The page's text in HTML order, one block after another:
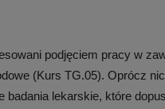
podjęciem pracy w
(Kurs TG.05). Oprócz
badania lekarskie, które